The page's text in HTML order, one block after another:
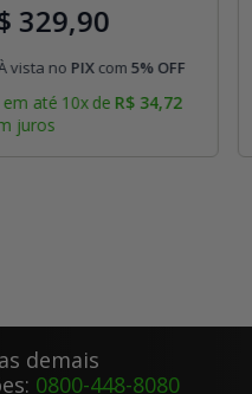
329,90
vista no PIXcom 5% OFF
até 10xde R$ 34,72
juros
demais
0800-448-8080